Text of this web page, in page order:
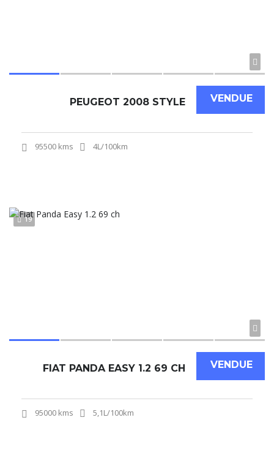
VENDUE
PEUGEOT 2008 STYLE
95500 kms 4L/100km
19
VENDUE
FIAT PANDA EASY 1.2 69 CH
95000 kms 5,1L/100km